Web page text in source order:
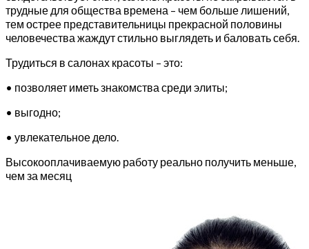
трудные для общества времена – чем больше лишений,
тем острее представительницы прекрасной половины
человечества жаждут стильно выглядеть и баловать себя.
Трудиться в салонах красоты – это:
• позволяет иметь знакомства среди элиты;
• выгодно;
• увлекательное дело.
Высокооплачиваемую работу реально получить меньше,
чем за месяц